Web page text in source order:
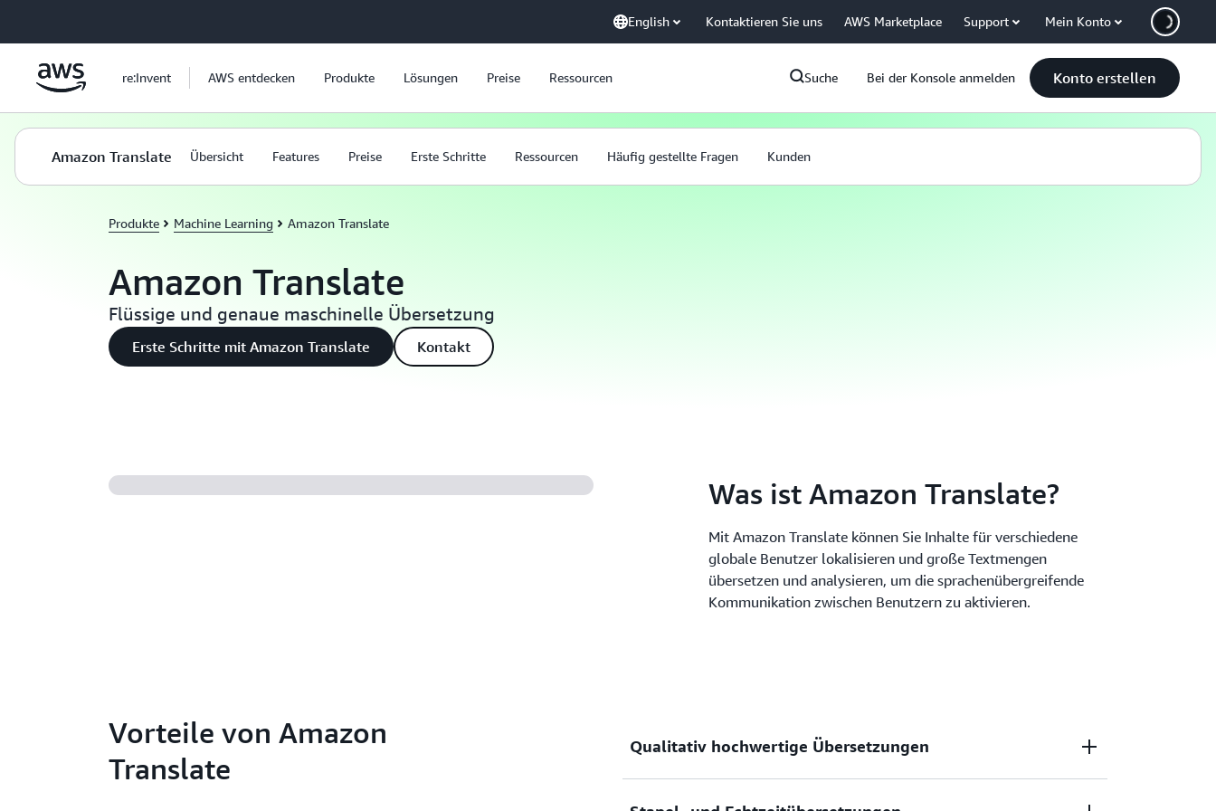
English Kontaktieren Sie uns AWS Marketplace Support Mein Konto
re:Invent AWS entdecken Produkte Lösungen Preise Ressourcen Suche Bei der Konsole anmelden Konto erstellen
Amazon Translate Übersicht Features Preise Erste Schritte Ressourcen Häufig gestellte Fragen Kunden
Produkte Machine Learning Amazon Translate
Amazon Translate
Flüssige und genaue maschinelle Übersetzung
Erste Schritte mit Amazon Translate Kontakt
Was ist Amazon Translate?
Mit Amazon Translate können Sie Inhalte für verschiedene
globale Benutzer lokalisieren und große Textmengen
übersetzen und analysieren, um die sprachenübergreifende
Kommunikation zwischen Benutzern zu aktivieren.
Vorteile von Amazon
Translate
Qualitativ hochwertige Übersetzungen